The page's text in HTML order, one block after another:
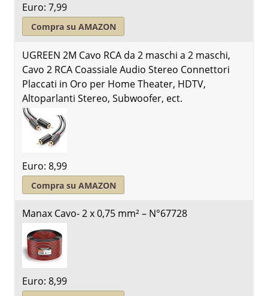
Euro: 7,99
Compra su AMAZON
UGREEN 2M Cavo RCA da 2 maschi a 2 maschi,
Cavo 2 RCA Coassiale Audio Stereo Connettori
Placcati in Oro per Home Theater, HDTV,
Altoparlanti Stereo, Subwoofer, ect.
Euro: 8,99
Compra su AMAZON
Manax Cavo- 2 x 0,75 mm² – N°67728
Euro: 8,99